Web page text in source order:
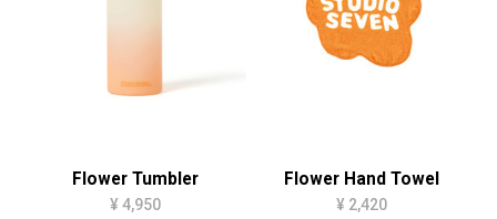
Flower Tumbler
¥ 4,950
Flower Hand Towel
¥ 2,420